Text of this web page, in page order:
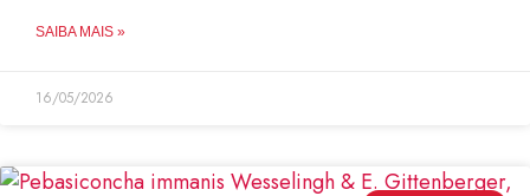
SAIBA MAIS »
16/05/2026